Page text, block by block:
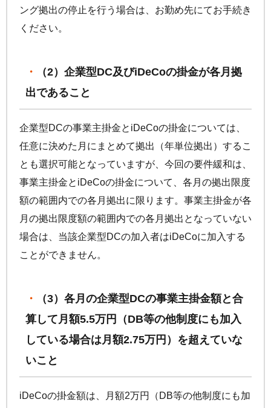
ング拠出の停止を行う場合は、お勤め先にてお手続き
ください。
（2）企業型DC及びiDeCoの掛金が各月拠
出であること
企業型DCの事業主掛金と iDeCoの掛金については、
任意に決めた月にまとめて拠出（年単位拠出）するこ
とも選択可能となっていますが、今回の要件緩和は、
事業主掛金と iDeCoの掛金について、各月の拠出限度
額の範囲内での各月拠出に限ります。事業主掛金が各
月の拠出限度額の範囲内での各月拠出となっていない
場合は、当該企業型DCの加入者はiDeCoに加入する
ことができません。
（3）各月の企業型DCの事業主掛金額と合
算して月額5.5万円（DB等の他制度にも加入
している場合は月額2.75万円）を超えていな
いこと
iDeCoの掛金額は、月額2万円（DB等の他制度にも加